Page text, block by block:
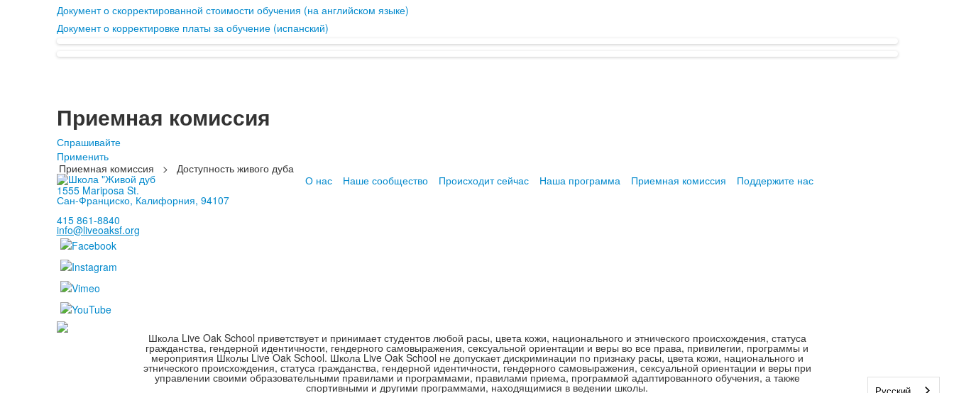
Документ о скорректированной стоимости обучения (на английском языке)
Документ о корректировке платы за обучение (испанский)
Приемная комиссия
Спрашивайте
Применить
Приемная комиссия
>
Доступность живого дуба
1555 Mariposa St.
Сан-Франциско, Калифорния, 94107
415 861-8840
info@liveoaksf.org
О нас Наше сообщество Происходит сейчас Наша программа Приемная комиссия Поддержите нас
Школа Live Oak School приветствует и принимает студентов любой расы, цвета кожи, национального и этнического происхождения, статуса
гражданства, гендерной идентичности, гендерного самовыражения, сексуальной ориентации и веры во все права, привилегии, программы и
мероприятия Школы Live Oak School. Школа Live Oak School не допускает дискриминации по признаку расы, цвета кожи, национального и
этнического происхождения, статуса гражданства, гендерной идентичности, гендерного самовыражения, сексуальной ориентации и веры при
управлении своими образовательными правилами и программами, правилами приема, программой адаптированного обучения, а также
спортивными и другими программами, находящимися в ведении школы.